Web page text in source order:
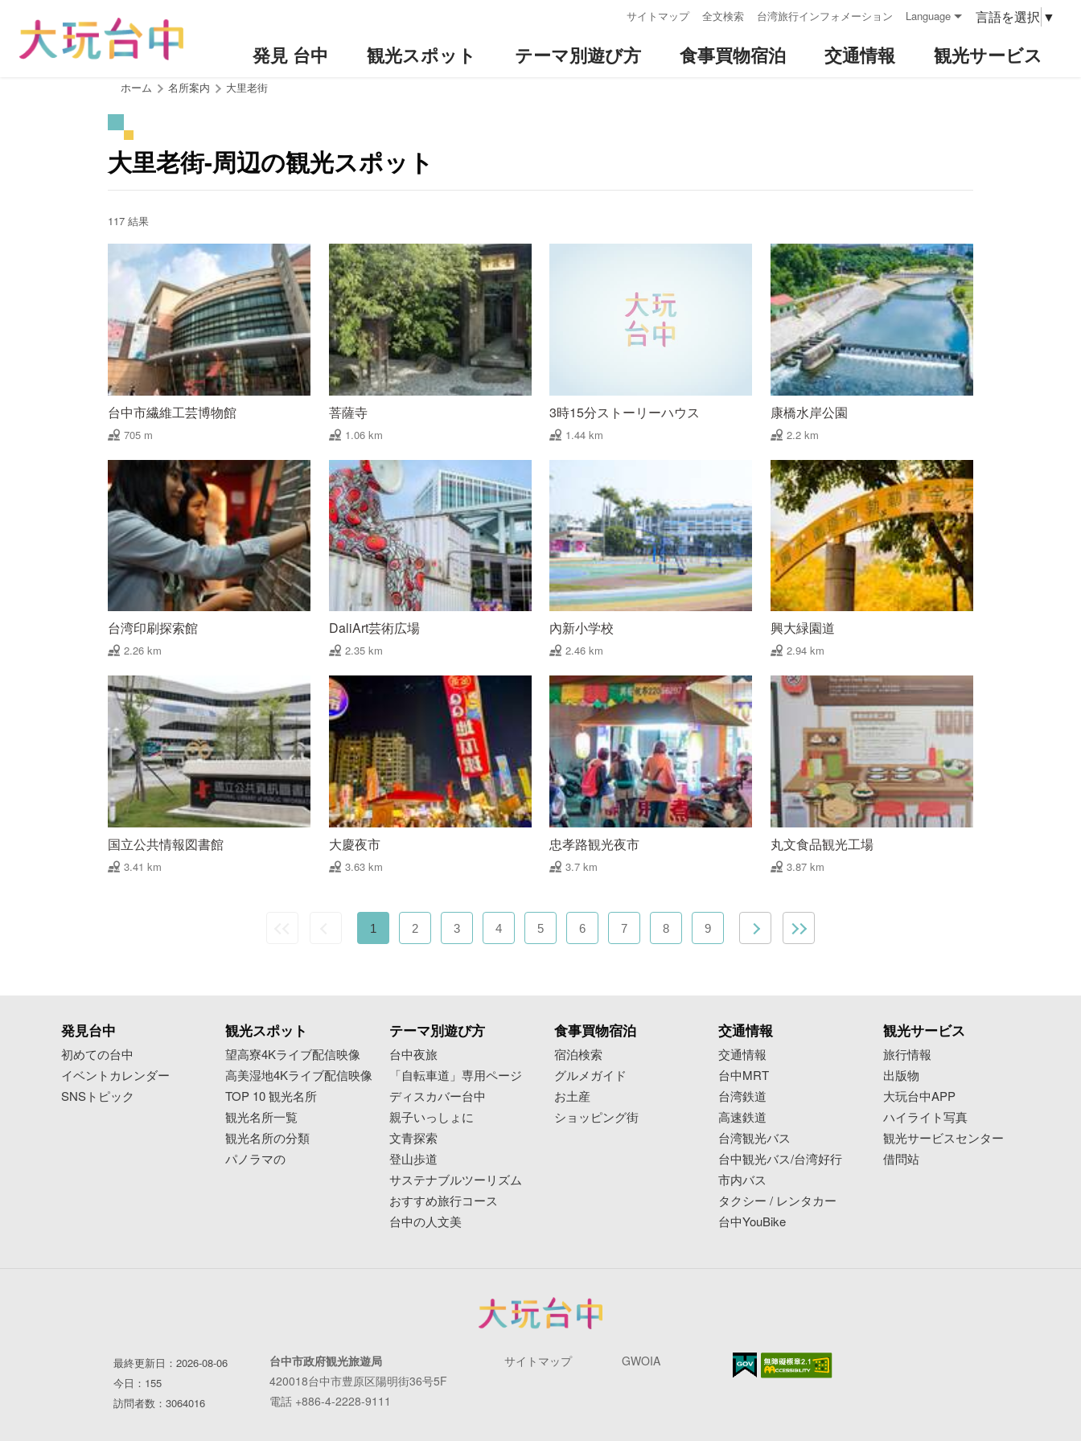
サイトマップ 全文検索 台湾旅行インフォメーション Language 言語を選択 ▼
発見 台中 観光スポット テーマ別遊び方 食事買物宿泊 交通情報 観光サービス
ホーム 名所案内 大里老街
大里老街-周辺の観光スポット
117 結果
台中市繊維工芸博物館
705 m
菩薩寺
1.06 km
3時15分ストーリーハウス
1.44 km
康橋水岸公園
2.2 km
台湾印刷探索館
2.26 km
DaliArt芸術広場
2.35 km
內新小学校
2.46 km
興大緑園道
2.94 km
国立公共情報図書館
3.41 km
大慶夜市
3.63 km
忠孝路観光夜市
3.7 km
丸文食品観光工場
3.87 km
1 2 3 4 5 6 7 8 9
発見台中
初めての台中
イベントカレンダー
SNSトピック
観光スポット
望高寮4Kライブ配信映像
高美湿地4Kライブ配信映像
TOP 10 観光名所
観光名所一覧
観光名所の分類
パノラマの
テーマ別遊び方
台中夜旅
「自転車道」専用ページ
ディスカバー台中
親子いっしょに
文青探索
登山歩道
サステナブルツーリズム
おすすめ旅行コース
台中の人文美
食事買物宿泊
宿泊検索
グルメガイド
お土産
ショッピング街
交通情報
交通情報
台中MRT
台湾鉄道
高速鉄道
台湾観光バス
台中観光バス/台湾好行
市内バス
タクシー / レンタカー
台中YouBike
観光サービス
旅行情報
出版物
大玩台中APP
ハイライト写真
観光サービスセンター
借問站
最終更新日：2026-08-06
今日：155
訪問者数：3064016
台中市政府観光旅遊局
420018台中市豊原区陽明街36号5F
電話 +886-4-2228-9111
サイトマップ GWOIA